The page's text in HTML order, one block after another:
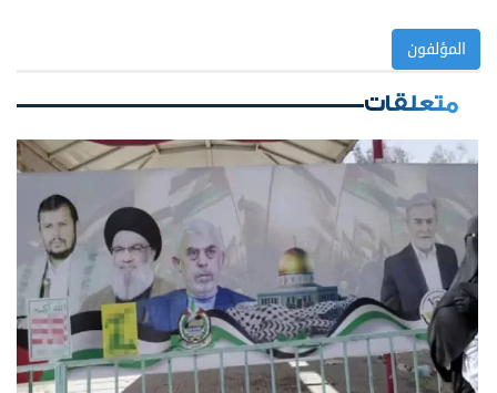
المؤلفون
متعلقات